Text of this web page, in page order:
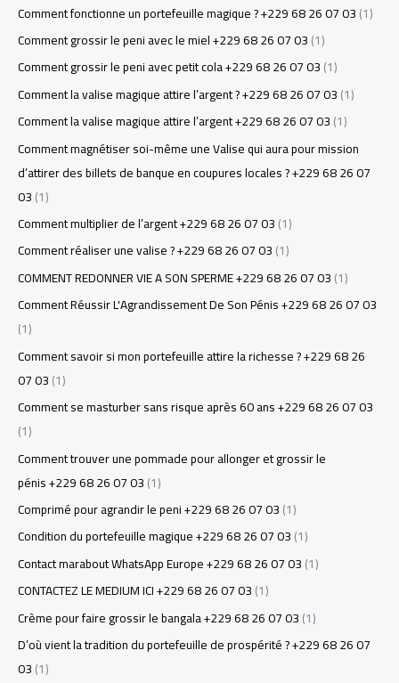
Comment fonctionne un portefeuille magique ? +229 68 26 07 03(1)
Comment grossir le peni avec le miel +229 68 26 07 03(1)
Comment grossir le peni avec petit cola +229 68 26 07 03(1)
Comment la valise magique attire l’argent ? +229 68 26 07 03(1)
Comment la valise magique attire l’argent +229 68 26 07 03(1)
Comment magnétiser soi-même une Valise qui aura pour mission
d’attirer des billets de banque en coupures locales ? +229 68 26 07
03(1)
Comment multiplier de l’argent +229 68 26 07 03(1)
Comment réaliser une valise ? +229 68 26 07 03(1)
COMMENT REDONNER VIE A SON SPERME +229 68 26 07 03(1)
Comment Réussir L'Agrandissement De Son Pénis +229 68 26 07 03
(1)
Comment savoir si mon portefeuille attire la richesse ? +229 68 26
07 03(1)
Comment se masturber sans risque après 60 ans +229 68 26 07 03
(1)
Comment trouver une pommade pour allonger et grossir le
pénis +229 68 26 07 03(1)
Comprimé pour agrandir le peni +229 68 26 07 03(1)
Condition du portefeuille magique +229 68 26 07 03(1)
Contact marabout WhatsApp Europe +229 68 26 07 03(1)
CONTACTEZ LE MEDIUM ICI +229 68 26 07 03(1)
Crème pour faire grossir le bangala +229 68 26 07 03(1)
D’où vient la tradition du portefeuille de prospérité ? +229 68 26 07
03(1)